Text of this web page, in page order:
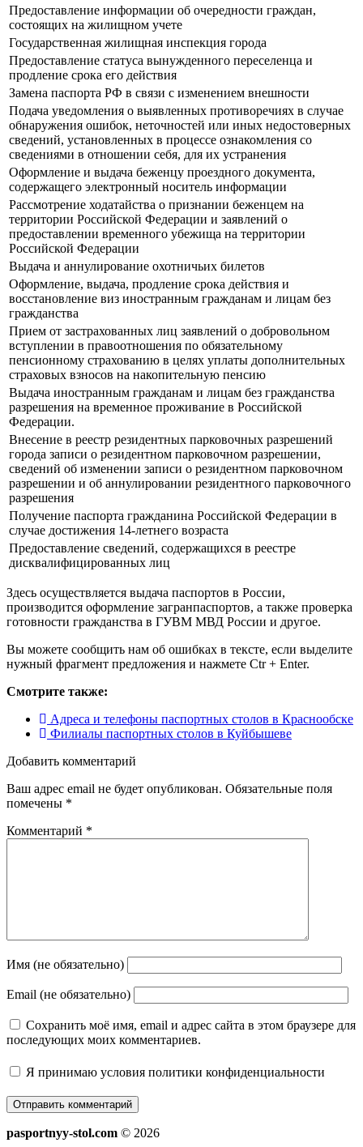
Предоставление информации об очередности граждан,
состоящих на жилищном учете
Государственная жилищная инспекция города
Предоставление статуса вынужденного переселенца и
продление срока его действия
Замена паспорта РФ в связи с изменением внешности
Подача уведомления о выявленных противоречиях в случае
обнаружения ошибок, неточностей или иных недостоверных
сведений, установленных в процессе ознакомления со
сведениями в отношении себя, для их устранения
Оформление и выдача беженцу проездного документа,
содержащего электронный носитель информации
Рассмотрение ходатайства о признании беженцем на
территории Российской Федерации и заявлений о
предоставлении временного убежища на территории
Российской Федерации
Выдача и аннулирование охотничьих билетов
Оформление, выдача, продление срока действия и
восстановление виз иностранным гражданам и лицам без
гражданства
Прием от застрахованных лиц заявлений о добровольном
вступлении в правоотношения по обязательному
пенсионному страхованию в целях уплаты дополнительных
страховых взносов на накопительную пенсию
Выдача иностранным гражданам и лицам без гражданства
разрешения на временное проживание в Российской
Федерации.
Внесение в реестр резидентных парковочных разрешений
города записи о резидентном парковочном разрешении,
сведений об изменении записи о резидентном парковочном
разрешении и об аннулировании резидентного парковочного
разрешения
Получение паспорта гражданина Российской Федерации в
случае достижения 14-летнего возраста
Предоставление сведений, содержащихся в реестре
дисквалифицированных лиц
Здесь осуществляется выдача паспортов в России,
производится оформление загранпаспортов, а также проверка
готовности гражданства в ГУВМ МВД России и другое.
Вы можете сообщить нам об ошибках в тексте, если выделите
нужный фрагмент предложения и нажмете Ctr + Enter.
Смотрите также:
Адреса и телефоны паспортных столов в Краснообске
Филиалы паспортных столов в Куйбышеве
Добавить комментарий
Ваш адрес email не будет опубликован. Обязательные поля
помечены *
Комментарий *
Имя (не обязательно)
Email (не обязательно)
Сохранить моё имя, email и адрес сайта в этом браузере для
последующих моих комментариев.
Я принимаю условия политики конфиденциальности
pasportnyy-stol.com © 2026